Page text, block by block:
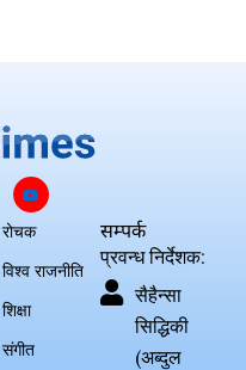
रोचक
विश्व राजनीति
शिक्षा
संगीत
सम्पर्क
प्रवन्ध निर्देशक:
सैहैन्सा
सिद्धिकी
(अब्दुल